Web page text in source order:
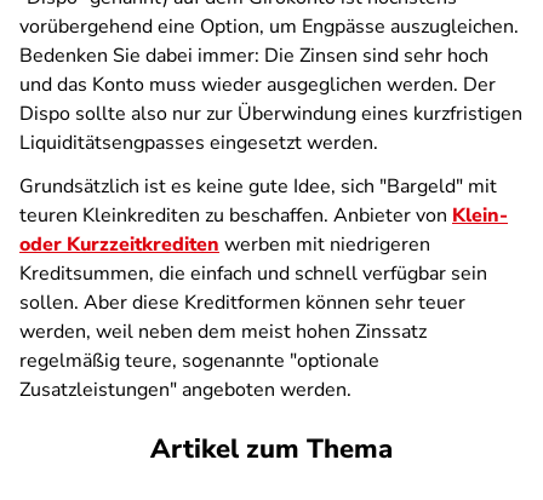
vorübergehend eine Option, um Engpässe auszugleichen.
Bedenken Sie dabei immer: Die Zinsen sind sehr hoch
und das Konto muss wieder ausgeglichen werden. Der
Dispo sollte also nur zur Überwindung eines kurzfristigen
Liquiditätsengpasses eingesetzt werden.
Grundsätzlich ist es keine gute Idee, sich "Bargeld" mit
teuren Kleinkrediten zu beschaffen. Anbieter von Klein-
oder Kurzzeitkrediten werben mit niedrigeren
Kreditsummen, die einfach und schnell verfügbar sein
sollen. Aber diese Kreditformen können sehr teuer
werden, weil neben dem meist hohen Zinssatz
regelmäßig teure, sogenannte "optionale
Zusatzleistungen" angeboten werden.
Artikel zum Thema